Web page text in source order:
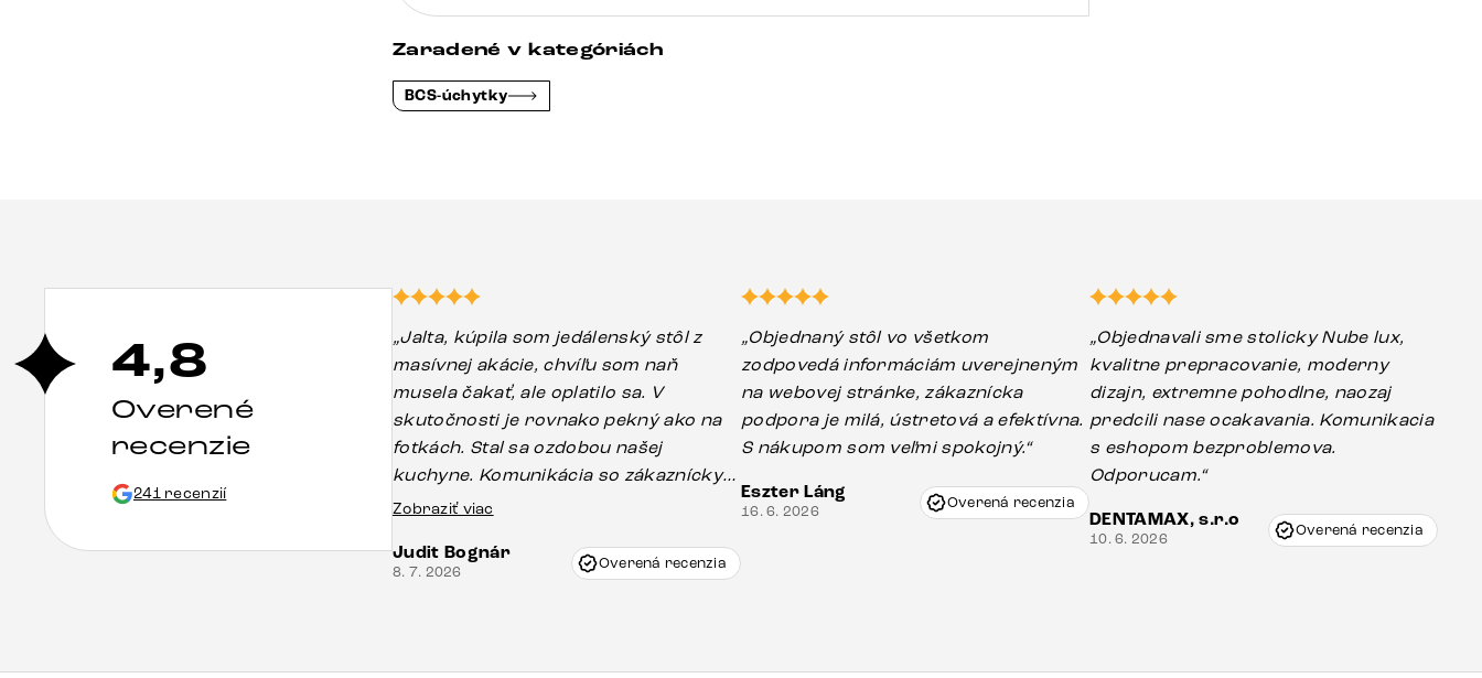
Zaradené v kategóriách
BCS-úchytky
4,8
Overené
recenzie
241 recenzií
„Jalta, kúpila som jedálenský stôl z
masívnej akácie, chvíľu som naň
musela čakať, ale oplatilo sa. V
skutočnosti je rovnako pekný ako na
fotkách. Stal sa ozdobou našej
kuchyne. Komunikácia so zákazníckym
servisom bola veľmi dobrá. Na spodnej
pravdepodobne vzniklo pri preprave,
ale vďaka pánovi Vincze pri riešení
každému.“
Zobraziť viac
Judit Bognár
8. 7. 2026 Overená recenzia
„Objednaný stôl vo všetkom
zodpovedá informáciám uverejneným
na webovej stránke, zákaznícka
podpora je milá, ústretová a efektívna.
S nákupom som veľmi spokojný.“
Eszter Láng
16. 6. 2026 Overená recenzia
„Objednavali sme stolicky Nube lux,
kvalitne prepracovanie, moderny
dizajn, extremne pohodlne, naozaj
predcili nase ocakavania. Komunikacia
s eshopom bezproblemova.
Odporucam.“
DENTAMAX, s.r.o
10. 6. 2026 Overená recenzia